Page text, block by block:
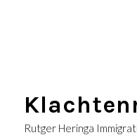
Rutger Heringa